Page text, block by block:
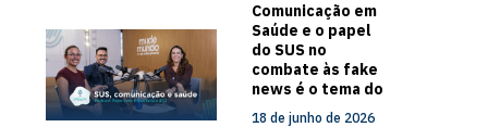
Comunicação em
Saúde e o papel
do SUS no
combate às fake
news é o tema do
novo episódio do
Papo com
18 de junho de 2026